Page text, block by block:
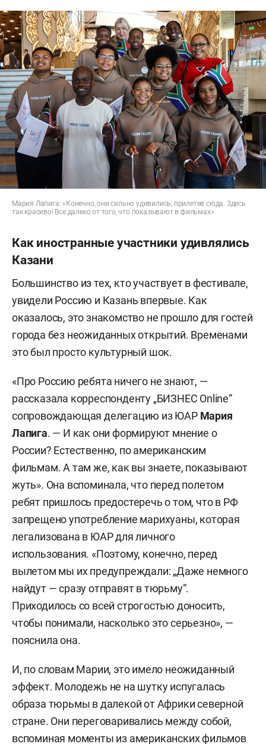
Мария Лапига: «Конечно, они сильно удивились, прилетев сюда. Здесь
так красиво! Все далеко от того, что показывают в фильмах»
Как иностранные участники удивлялись
Казани
Большинство из тех, кто участвует в фестивале,
увидели Россию и Казань впервые. Как
оказалось, это знакомство не прошло для гостей
города без неожиданных открытий. Временами
это был просто культурный шок.
«Про Россию ребята ничего не знают, —
рассказала корреспонденту „БИЗНЕС Online“
сопровождающая делегацию из ЮАР Мария
Лапига. — И как они формируют мнение о
России? Естественно, по американским
фильмам. А там же, как вы знаете, показывают
жуть». Она вспоминала, что перед полетом
ребят пришлось предостеречь о том, что в РФ
запрещено употребление марихуаны, которая
легализована в ЮАР для личного
использования. «Поэтому, конечно, перед
вылетом мы их предупреждали: „Даже немного
найдут — сразу отправят в тюрьму“.
Приходилось со всей строгостью доносить,
чтобы понимали, насколько это серьезно», —
пояснила она.
И, по словам Марии, это имело неожиданный
эффект. Молодежь не на шутку испугалась
образа тюрьмы в далекой от Африки северной
стране. Они переговаривались между собой,
вспоминая моменты из американских фильмов